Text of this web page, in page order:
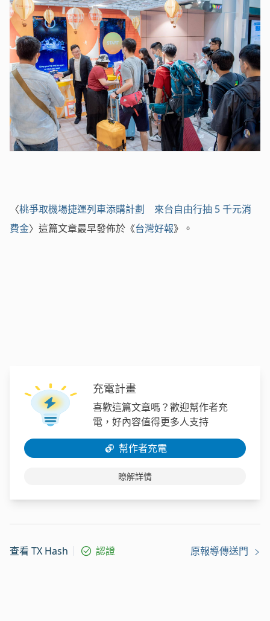
〈桃爭取機場捷運列車添購計劃 來台自由行抽 5 千元消
費金〉這篇文章最早發佈於《台灣好報》。
充電計畫
喜歡這篇文章嗎？歡迎幫作者充
電，好內容值得更多人支持
幫作者充電
瞭解詳情
查看 TX Hash 認證 原報導傳送門